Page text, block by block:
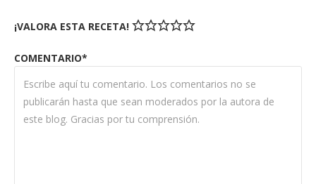
¡VALORA ESTA RECETA!
COMENTARIO*